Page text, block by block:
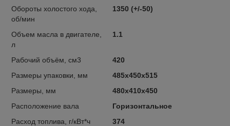
Обороты холостого хода,
об/мин
1350 (+/-50)
Объем масла в двигателе,
л
1.1
Рабочий объём, см3
420
Размеры упаковки, мм
485х450х515
Размеры, мм
480х410х450
Расположение вала
Горизонтальное
Расход топлива, г/кВт*ч
374